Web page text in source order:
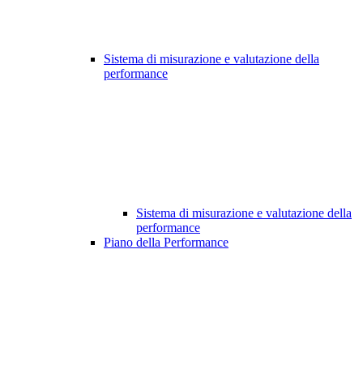
Sistema di misurazione e valutazione della
performance
Sistema di misurazione e valutazione della
performance
Piano della Performance